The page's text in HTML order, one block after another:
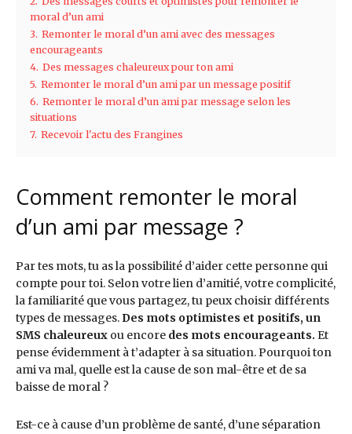
moral d’un ami
3. Remonter le moral d’un ami avec des messages
encourageants
4. Des messages chaleureux pour ton ami
5. Remonter le moral d’un ami par un message positif
6. Remonter le moral d’un ami par message selon les
situations
7. Recevoir l'actu des Frangines
Comment remonter le moral
d’un ami par message ?
Par tes mots, tu as la possibilité d’aider cette personne qui
compte pour toi. Selon votre lien d’amitié, votre complicité,
la familiarité que vous partagez, tu peux choisir différents
types de messages. Des mots optimistes et positifs, un
SMS chaleureux ou encore des mots encourageants. Et
pense évidemment à t’adapter à sa situation. Pourquoi ton
ami va mal, quelle est la cause de son mal-être et de sa
baisse de moral ?
Est-ce à cause d’un problème de santé, d’une séparation